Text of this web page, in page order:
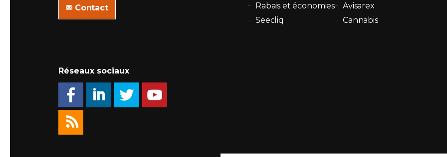
Contact
Rabais et économies
Avisarex
Seecliq
Cannabis
Réseaux sociaux